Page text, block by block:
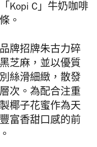
Kopi C」牛奶咖啡
。
牌招牌朱古力碎
芝麻，並以優質
絲滑細緻，散發
次。為配合注重
椰子花蜜作為天
富香甜口感的前